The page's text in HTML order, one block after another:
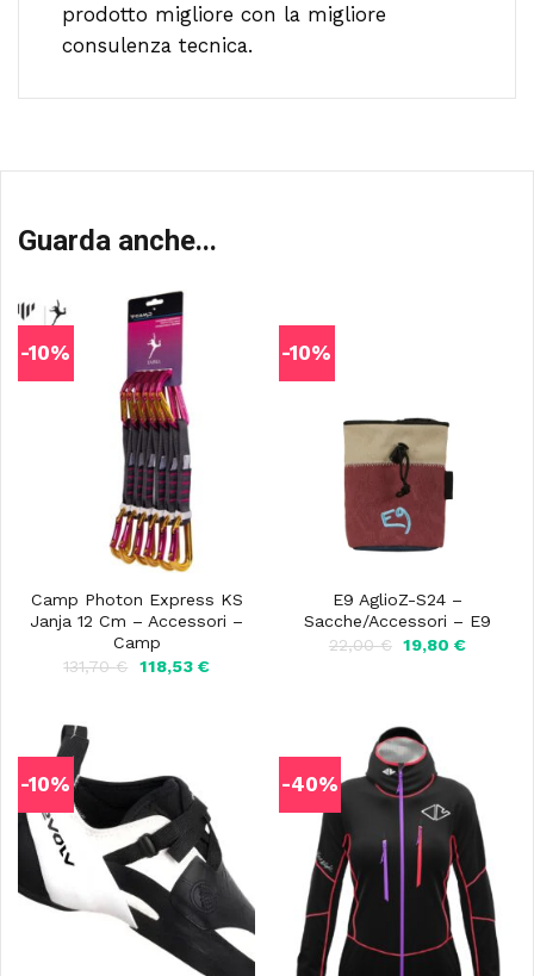
prodotto migliore con la migliore
consulenza tecnica.
Guarda anche...
-10%
Camp Photon Express KS
Janja 12 Cm – Accessori –
Camp
131,70€
Il
118,53 €Il
-10%
E9 AglioZ-S24 –
Sacche/Accessori – E9
22,00€ Il
19,80€Il
-10% -40%